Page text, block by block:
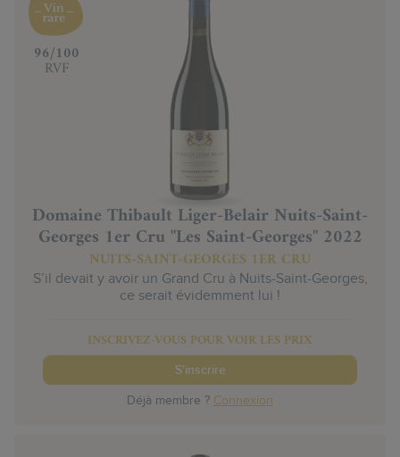
‍96/100
RVF
Domaine Thibault Liger-Belair Nuits-Saint-
Georges 1er Cru "Les Saint-Georges" 2022
NUITS-SAINT-GEORGES 1ER CRU
S’il devait y avoir un Grand Cru à Nuits-Saint-Georges,
ce serait évidemment lui !
INSCRIVEZ-VOUS POUR VOIR LES PRIX
S'inscrire
Déjà membre ? Connexion